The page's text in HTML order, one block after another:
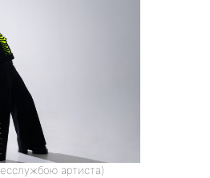
артиста)